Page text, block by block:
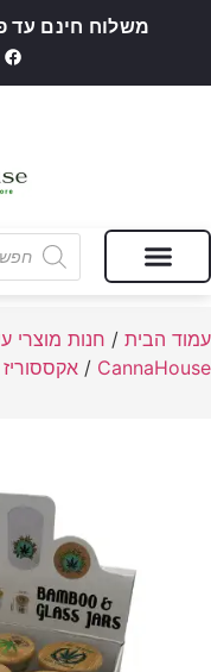
משלוח חינם עד
עמוד הבית / חנות מוצרי
CannaHouse
/ אקססוריז